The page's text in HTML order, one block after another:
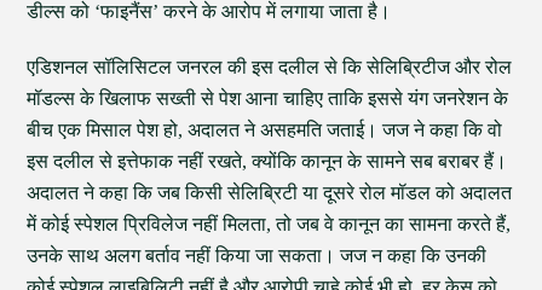
डील्स को ‘फाइनैंस’ करने के आरोप में लगाया जाता है।
एडिशनल सॉलिसिटल जनरल की इस दलील से कि सेलिब्रिटीज और रोल
मॉडल्स के खिलाफ सख्ती से पेश आना चाहिए ताकि इससे यंग जनरेशन के
बीच एक मिसाल पेश हो, अदालत ने असहमति जताई। जज ने कहा कि वो
इस दलील से इत्तेफाक नहीं रखते, क्योंकि कानून के सामने सब बराबर हैं।
अदालत ने कहा कि जब किसी सेलिब्रिटी या दूसरे रोल मॉडल को अदालत
में कोई स्पेशल प्रिविलेज नहीं मिलता, तो जब वे कानून का सामना करते हैं,
उनके साथ अलग बर्ताव नहीं किया जा सकता। जज न कहा कि उनकी